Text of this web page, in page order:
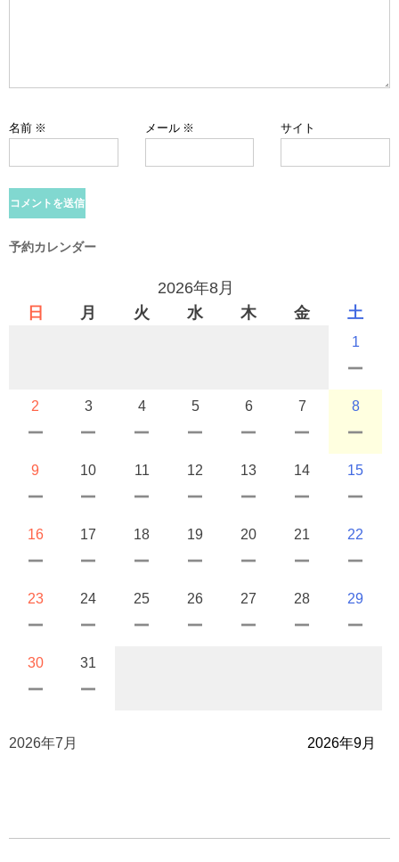
名前 ※ メール ※ サイト
予約カレンダー
2026年8月
日
月 火 水 木 金 土
1
2 3 4 5 6 7 8
9 10 11 12 13 14 15
16 17 18 19 20 21 22
23 24 25 26 27 28 29
30 31
2026年7月 2026年9月